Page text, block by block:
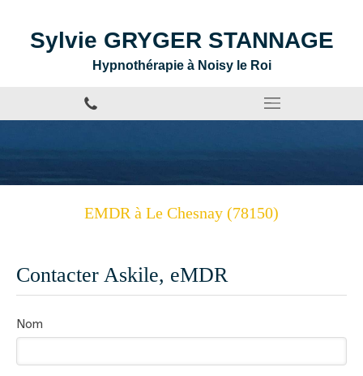
Sylvie GRYGER STANNAGE
Hypnothérapie à Noisy le Roi
EMDR à Le Chesnay (78150)
Contacter Askile, eMDR
Nom